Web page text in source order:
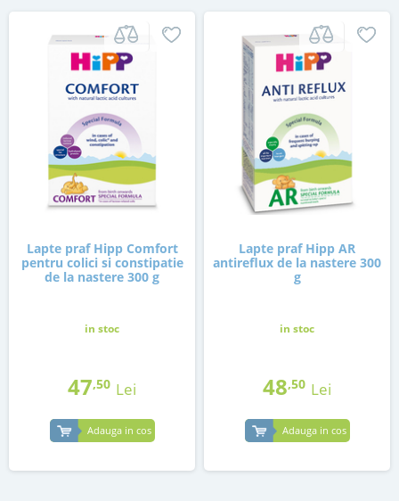
Lapte praf Hipp Comfort
pentru colici si constipatie
de la nastere 300 g
in stoc
47,50 Lei
Adauga in cos
Lapte praf Hipp AR
antireflux de la nastere 300
g
in stoc
48,50 Lei
Adauga in cos